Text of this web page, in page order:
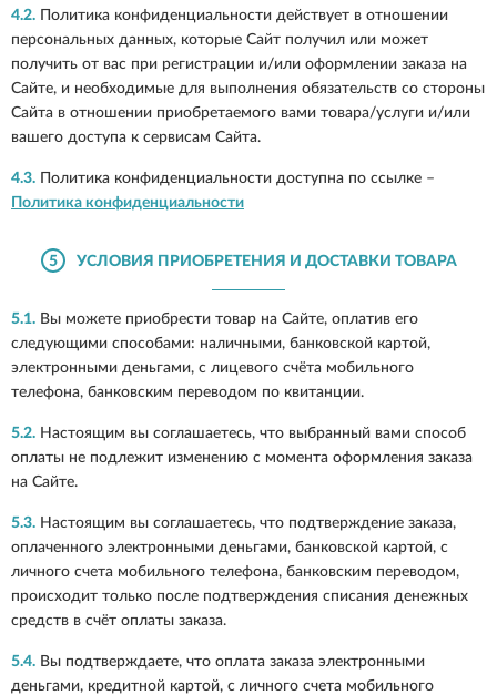
4.2. Политика конфиденциальности действует в отношении
персональных данных, которые Сайт получил или может
получить от вас при регистрации и/или оформлении заказа на
Сайте, и необходимые для выполнения обязательств со стороны
Сайта в отношении приобретаемого вами товара/услуги и/или
вашего доступа к сервисам Сайта.
4.3. Политика конфиденциальности доступна по ссылке –
Политика конфиденциальности
5 УСЛОВИЯ ПРИОБРЕТЕНИЯ И ДОСТАВКИ ТОВАРА
5.1. Вы можете приобрести товар на Сайте, оплатив его
следующими способами: наличными, банковской картой,
электронными деньгами, с лицевого счёта мобильного
телефона, банковским переводом по квитанции.
5.2. Настоящим вы соглашаетесь, что выбранный вами способ
оплаты не подлежит изменению с момента оформления заказа
на Сайте.
5.3. Настоящим вы соглашаетесь, что подтверждение заказа,
оплаченного электронными деньгами, банковской картой, с
личного счета мобильного телефона, банковским переводом,
происходит только после подтверждения списания денежных
средств в счёт оплаты заказа.
5.4. Вы подтверждаете, что оплата заказа электронными
деньгами, кредитной картой, с личного счета мобильного